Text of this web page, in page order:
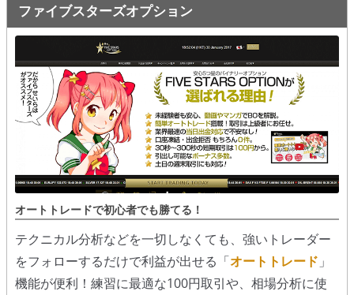
ファイブスターズオプション
オートトレードで初心者でも勝てる！
テクニカル分析などを一切しなくても、強いトレーダー
をフォローするだけで利益が出せる「オートトレード 」
機能が便利！練習に最適な100円取引や、相場分析に使